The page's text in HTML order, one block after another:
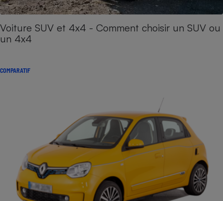
Voiture SUV et 4x4 - Comment choisir un SUV ou
un 4x4
COMPARATIF